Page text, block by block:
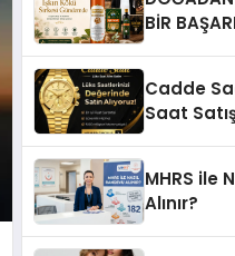
BİR
Yöresel
Cadde
Saat
MHRS ile
Alınır?